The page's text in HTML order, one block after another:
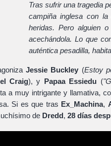
Tras sufrir una tragedia
campiña inglesa con
heridas. Pero alguien
acechándola. Lo que
auténtica pesadilla,
Jessie Buckley (Estoy
Craig), y Papaa Essiedu (
a muy intrigante y llamativa,
Si es que tras Ex_Machina,
de Dredd, 28 días